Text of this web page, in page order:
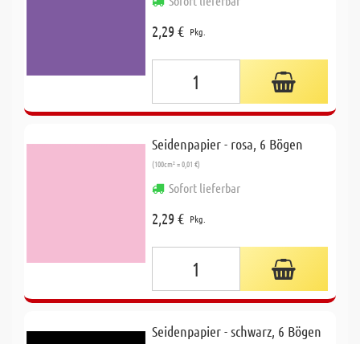
2,29 € Pkg.
Seidenpapier - rosa, 6 Bögen
(100cm² = 0,01 €)
Sofort lieferbar
2,29 € Pkg.
Seidenpapier - schwarz, 6 Bögen